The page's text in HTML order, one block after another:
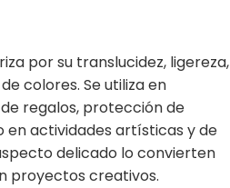
por su translucidez, ligereza,
colores. Se utiliza en
regalos, protección de
en actividades artísticas y de
delicado lo convierten
proyectos creativos.